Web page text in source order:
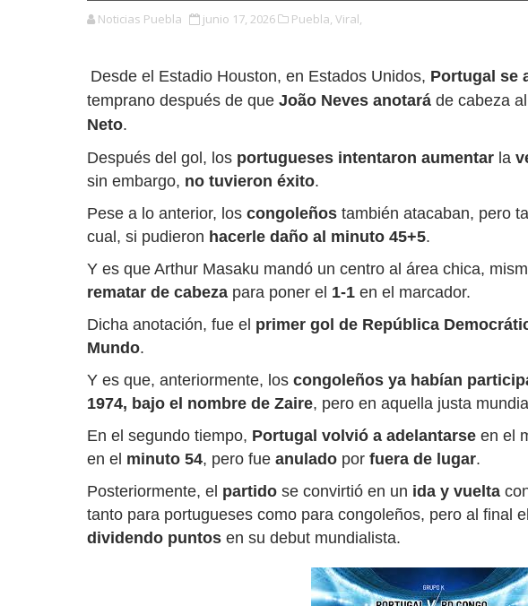
Noticias Puebla junio 17, 2026 Puebla, Viral,
Desde el Estadio Houston, en Estados Unidos, Portugal se
temprano después de que João Neves anotará de cabeza al
Neto.
Después del gol, los portugueses intentaron aumentar la
sin embargo, no tuvieron éxito.
Pese a lo anterior, los congoleños también atacaban, pero
cual, si pudieron hacerle daño al minuto 45+5.
Y es que Arthur Masaku mandó un centro al área chica,
rematar de cabeza para poner el 1-1 en el marcador.
Dicha anotación, fue el primer gol de República
Mundo.
Y es que, anteriormente, los congoleños ya habían
1974, bajo el nombre de Zaire, pero en aquella justa
En el segundo tiempo, Portugal volvió a adelantarse en el
en el minuto 54, pero fue anulado por fuera de lugar.
Posteriormente, el partido se convirtió en un ida y vuelta
tanto para portugueses como para congoleños, pero al final el
dividendo puntos en su debut mundialista.